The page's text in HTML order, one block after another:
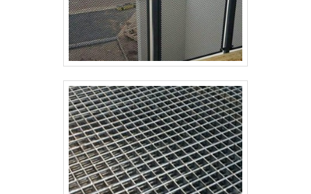
destaque em sua área de atuação. A Paraná Telas se
mostra referência por ter: Soluções para gradis,
concertinas, telas, ou qualquer outro produto
necessário para a fixação deste tipo de
cercamento; Atendimento de forma personalizada
para cada cliente; Profissionais com vasta
experiência na área de atuação; Equipe
multidisciplinar de consultores
associados.Discorrendo ainda sobre grades
industriais, sempre deve-se buscar uma empresa
que tenha produtos e serviços com ótima qualidade